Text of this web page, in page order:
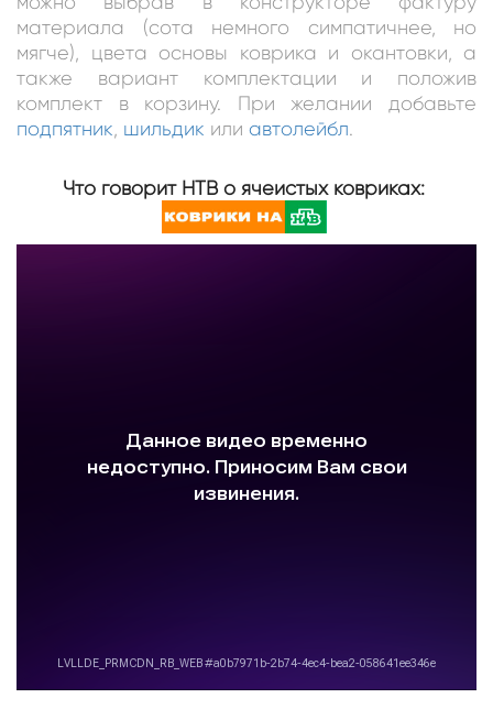
материала (сота немного симпатичнее, но
мягче), цвета основы коврика и окантовки, а
также вариант комплектации и положив
комплект в корзину. При желании добавьте
подпятник шильдик или автолейбл.
Что говорит НТВ о ячеистых ковриках: